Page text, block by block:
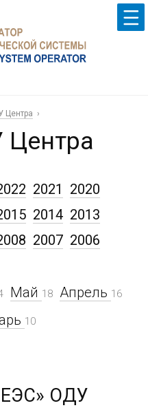
Центра
Май 18 Апрель 16
10
2021
2020
2014 2013
2007 2006
ОДУ